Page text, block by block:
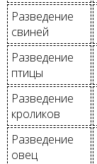
Разведение
свиней
Разведение
птицы
Разведение
кроликов
Разведение
овец